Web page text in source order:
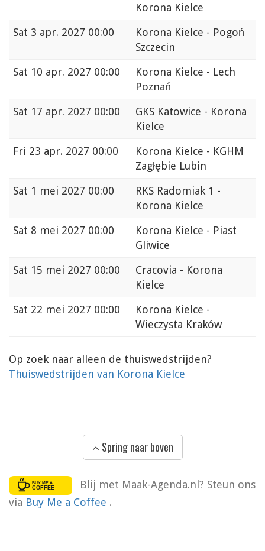
Korona Kielce
Sat 3 apr. 2027 00:00
Korona Kielce - Pogoń
Szczecin
Sat 10 apr. 2027 00:00
Korona Kielce - Lech
Poznań
Sat 17 apr. 2027 00:00
GKS Katowice - Korona
Kielce
Fri 23 apr. 2027 00:00
Korona Kielce - KGHM
Zagłębie Lubin
Sat 1 mei 2027 00:00
RKS Radomiak 1 -
Korona Kielce
Sat 8 mei 2027 00:00
Korona Kielce - Piast
Gliwice
Sat 15 mei 2027 00:00
Cracovia - Korona
Kielce
Sat 22 mei 2027 00:00
Korona Kielce -
Wieczysta Kraków
Op zoek naar alleen de thuiswedstrijden?
Thuiswedstrijden van Korona Kielce
Spring naar boven
Blij met Maak-Agenda.nl? Steun ons
via Buy Me a Coffee .